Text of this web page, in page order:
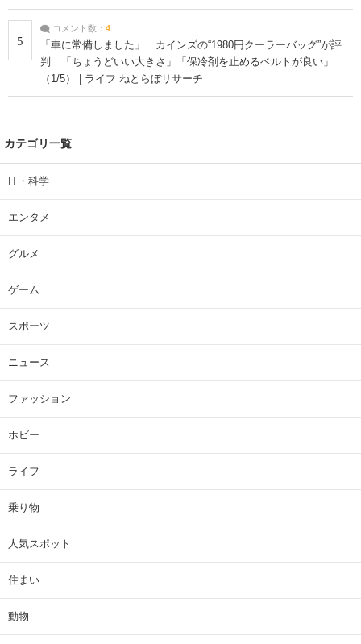
5
コメント数： 4
「車に常備しました」 カインズの“1980円クーラーバッグ”が評
判 「ちょうどいい大きさ」「保冷剤を止めるベルトが良い」
（1/5） | ライフ ねとらぼリサーチ
カテゴリ一覧
IT・科学
エンタメ
グルメ
ゲーム
スポーツ
ニュース
ファッション
ホビー
ライフ
乗り物
人気スポット
住まい
動物